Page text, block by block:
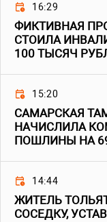
16:29
ФИКТИВНАЯ
СТОИЛА
100 ТЫСЯЧ
15:20
САМАРСКАЯ
НАЧИСЛИЛА
ПОШЛИНЫ НА
14:44
ЖИТЕЛЬ
СОСЕДКУ,